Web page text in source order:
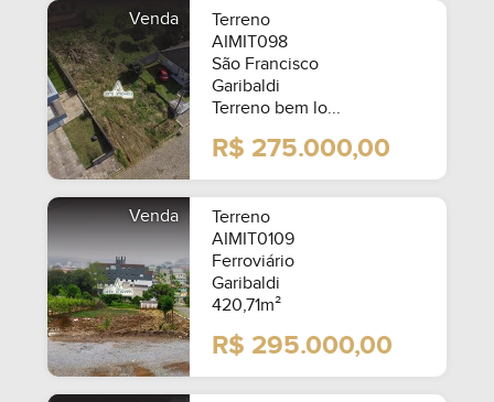
SEMIMOBILIADO
Venda
Terreno
AIMIT098
São Francisco
Garibaldi
Terreno bem lo...
R$ 275.000,00
Venda
Terreno
AIMIT0109
Ferroviário
Garibaldi
420,71m²
R$ 295.000,00